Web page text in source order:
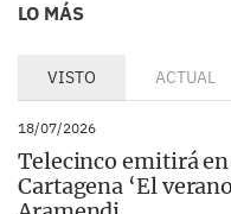
LO MÁS
VISTO ACTUAL
18/07/2026
Telecinco emitirá
Cartagena ‘El